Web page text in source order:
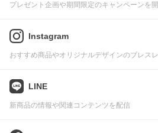
プレゼント企画や期間限定のキャンペーンを
Instagram
おすすめ商品やオリジナルデザインのブレス
LINE
新商品の情報や関連コンテンツを配信